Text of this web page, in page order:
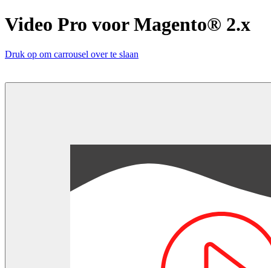
Video Pro voor Magento® 2.x
Druk op om carrousel over te slaan